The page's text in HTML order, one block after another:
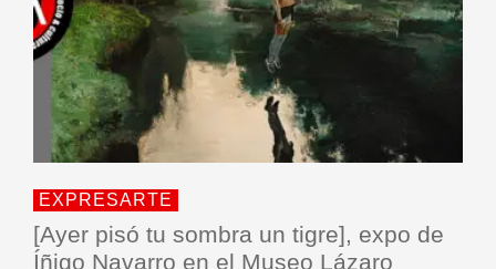
EXPRESARTE
[Ayer pisó tu sombra un tigre], expo de
Íñigo Navarro en el Museo Lázaro